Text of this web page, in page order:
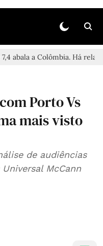
a Colômbia. Há relatos de
Porto Vs
mais visto
de audiências
McCann